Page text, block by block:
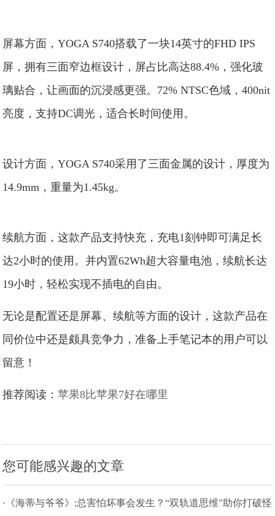
屏幕方面，YOGA S740搭载了一块14英寸的FHD IPS
屏，拥有三面窄边框设计，屏占比高达88.4%，强化玻
璃贴合，让画面的沉浸感更强。72% NTSC色域，400nit
亮度，支持DC调光，适合长时间使用。
设计方面，YOGA S740采用了三面金属的设计，厚度为
14.9mm，重量为1.45kg。
续航方面，这款产品支持快充，充电1刻钟即可满足长
达2小时的使用。并内置62Wh超大容量电池，续航长达
19小时，轻松实现不插电的自由。
无论是配置还是屏幕、续航等方面的设计，这款产品在
同价位中还是颇具竞争力，准备上手笔记本的用户可以
留意！
推荐阅读：苹果8比苹果7好在哪里
您可能感兴趣的文章
·《海蒂与爷爷》:总害怕坏事会发生？“双轨道思维”助你打破怪